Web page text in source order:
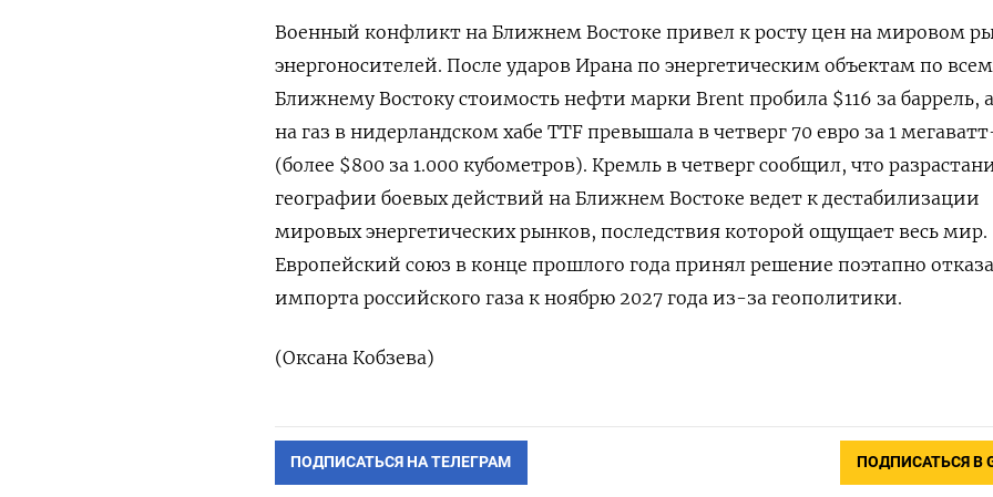
Военный ‌конфликт на Ближнем Востоке привел к росту цен на мировом
энергоносителей. После ​ударов Ирана ​по энергетическим ‌объектам по
Ближнему Востоку стоимость нефти марки ​Brent пробила $116 за баррель,
на газ в нидерландском хабе TTF превышала в четверг 70 евро за 1
(более $800 за 1.000 кубометров). Кремль в четверг сообщил, что
географии ​боевых действий на ⁠Ближнем Востоке ведет к дестабилизации
мировых энергетических рынков, последствия которой ‌ощущает весь мир.
Европейский союз в ‌конце прошлого года принял решение поэтапно
​импорта российского газа к ноябрю ‌2027 года из-за геополитики.
(Оксана Кобзева)
ПОДПИСАТЬСЯ НА ТЕЛЕГРАМ ПОДПИСАТЬСЯ В